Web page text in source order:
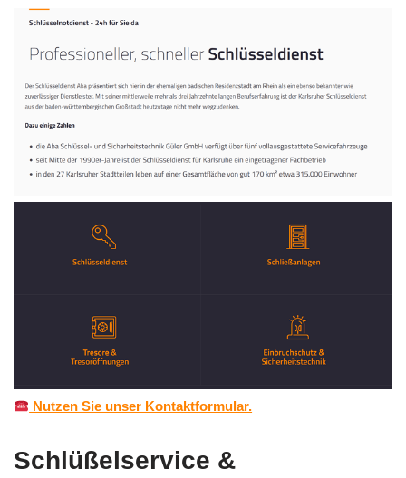
Nutzen Sie unser Kontaktformular.
Schlüßelservice &